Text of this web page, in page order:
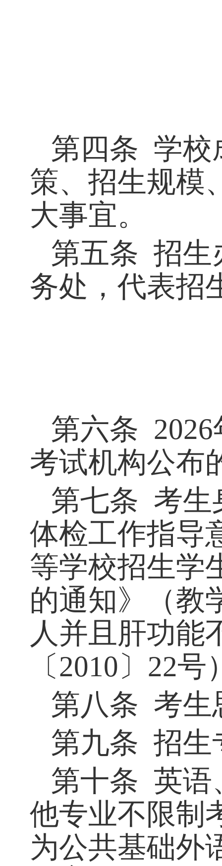
第四条 学校
策、招生规模
大事宜。
第五条 招生
务处， 代表招
第六条 2026
考试机构公布
第七条 考生
体检工作指导
等学校招生学
的通知》（教
人并且肝功能
〔2010〕 22号
第八条 考生
第九条 招生
第十条 英语
他专业不限制
为公共基础外